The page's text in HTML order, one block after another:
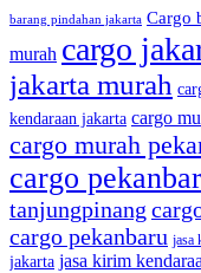
barang pindahan jakarta Cargo
murah cargo
jakarta murah
kendaraan jakarta cargo
cargo murah
cargo
tanjungpinang
cargo pekanbaru jasa
jakarta jasa kirim